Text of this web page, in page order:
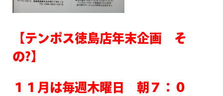
【テンポス徳島店年末企画 そ
の?】
１１月は毎週木曜日 朝７：０